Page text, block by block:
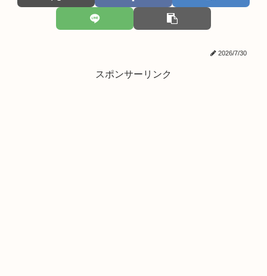
2026/7/30
スポンサーリンク